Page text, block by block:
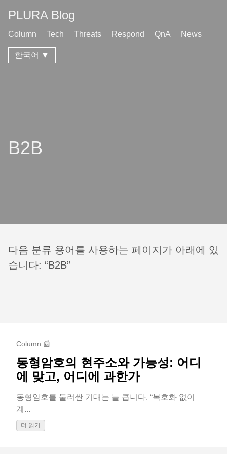
PLURA Blog
Column Tech Threats Respond QnA News
한국어 ▼
B2B
다음 분류 용어를 사용하는 페이지가 아래에 있
습니다: “B2B”
Column 📰
동형암호의 현주소와 가능성: 어디
에 맞고, 어디에 과한가
동형암호를 둘러싼 기대는 늘 큽니다. “복호화 없이
계...
더 읽기